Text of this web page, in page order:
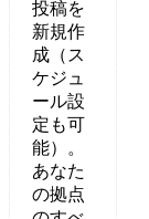
投稿を
新規作
成（ス
ケジュ
ール設
定も可
能）。
あなた
の拠点